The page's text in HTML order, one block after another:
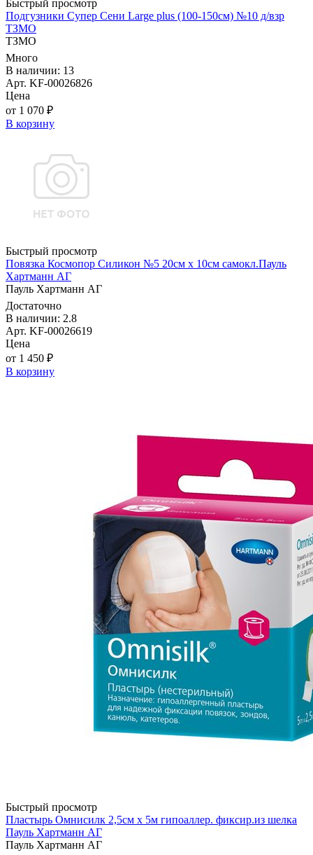
Быстрый просмотр
Подгузники Супер Сени Large plus (100-150см) №10 д/взр
ТЗМО
ТЗМО
Много
В наличии: 13
Арт. KF-00026826
Цена
от 1 070 ₽
В корзину
Быстрый просмотр
Повязка Космопор Силикон №5 20см х 10см самокл.Пауль
Хартманн AГ
Пауль Хартманн AГ
Достаточно
В наличии: 2.8
Арт. KF-00026619
Цена
от 1 450 ₽
В корзину
Быстрый просмотр
Пластырь Омнисилк 2,5см х 5м гипоаллер. фиксир.из шелка
Пауль Хартманн AГ
Пауль Хартманн AГ